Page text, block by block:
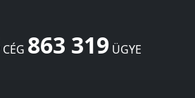
CÉG 863 319ÜGYE